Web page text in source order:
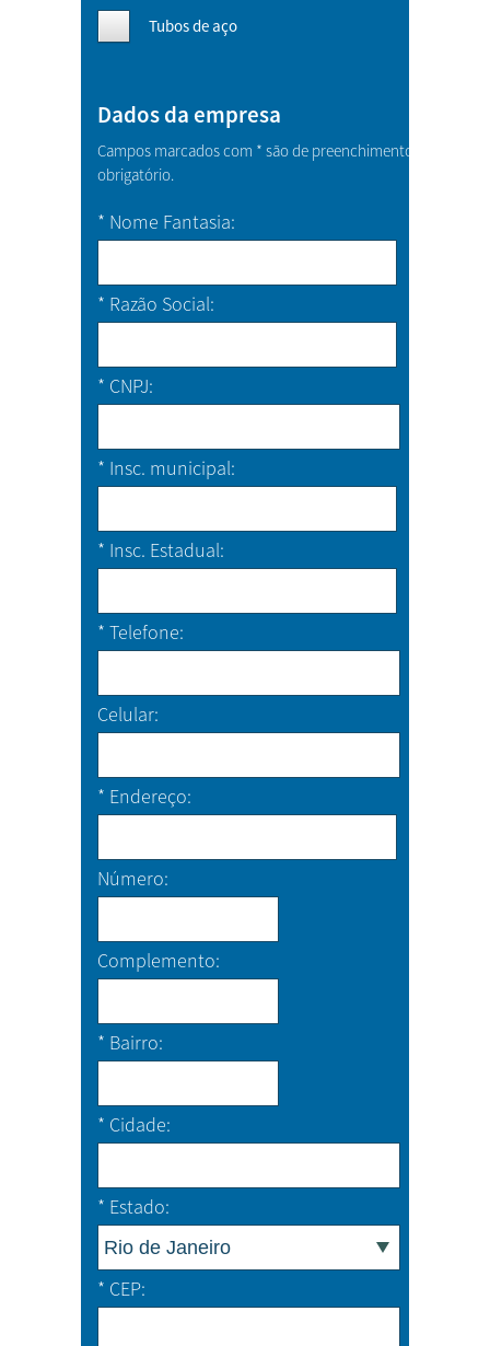
Tubos de aço
Dados da empresa
Campos marcados com * são de preenchimento
obrigatório.
* Nome Fantasia
* Razão Social
* CNPJ
* Insc. municipal
* Insc. Estadual
* Telefone
Celular
* Endereço
Número
Complemento
* Bairro
* Cidade
* Estado
* CEP